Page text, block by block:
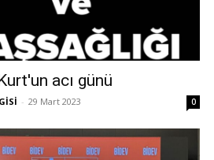
acı günü
- 29 Mart 2023 0